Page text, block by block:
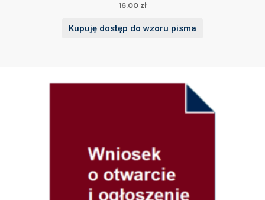
16.00 zł
Kupuję dostęp do wzoru pisma